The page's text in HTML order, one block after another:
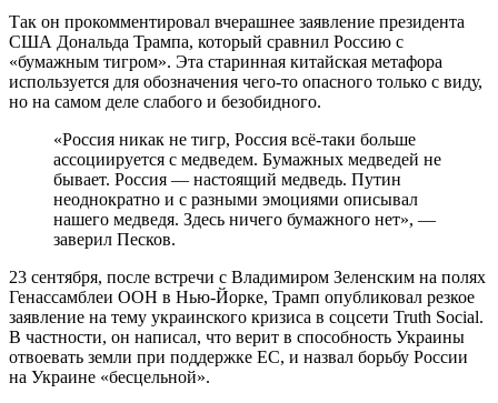
Так он прокомментировал вчерашнее заявление президента
США Дональда Трампа, который сравнил Россию с
«бумажным тигром». Эта старинная китайская метафора
используется для обозначения чего-то опасного только с виду,
но на самом деле слабого и безобидного.
«Россия никак не тигр, Россия всё-таки больше
ассоциируется с медведем. Бумажных медведей не
бывает. Россия — настоящий медведь. Путин
неоднократно и с разными эмоциями описывал
нашего медведя. Здесь ничего бумажного нет», —
заверил Песков.
23 сентября, после встречи с Владимиром Зеленским на полях
Генассамблеи ООН в Нью-Йорке, Трамп опубликовал резкое
заявление на тему украинского кризиса в соцсети Truth Social.
В частности, он написал, что верит в способность Украины
отвоевать земли при поддержке ЕС, и назвал борьбу России
на Украине «бесцельной».